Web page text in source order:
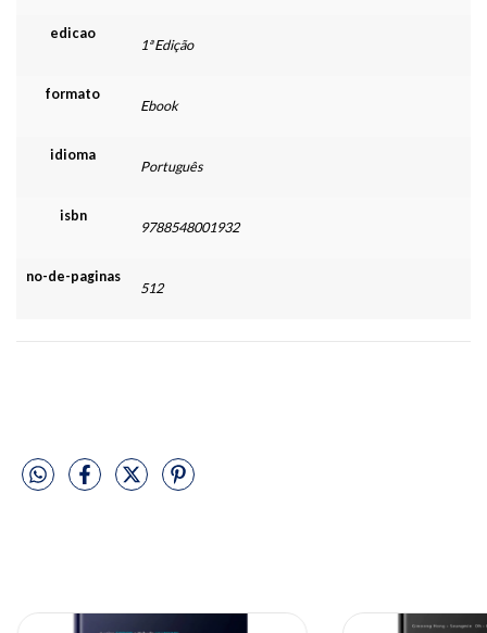
edicao
1ª Edição
formato
Ebook
idioma
Português
isbn
9788548001932
no-de-paginas
512